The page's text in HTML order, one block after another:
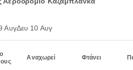
ΑυγΔευ 10 Αυγ
Αναχωρεί Φτάνει